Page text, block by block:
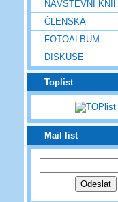
NÁVŠTĚVNÍ
ČLENSKÁ
FOTOALBUM
DISKUSE
Toplist
Mail list